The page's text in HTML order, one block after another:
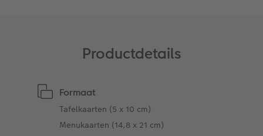
Productdetails
Formaat
Tafelkaarten (5 x 10 cm)
Menukaarten (14,8 x 21 cm)